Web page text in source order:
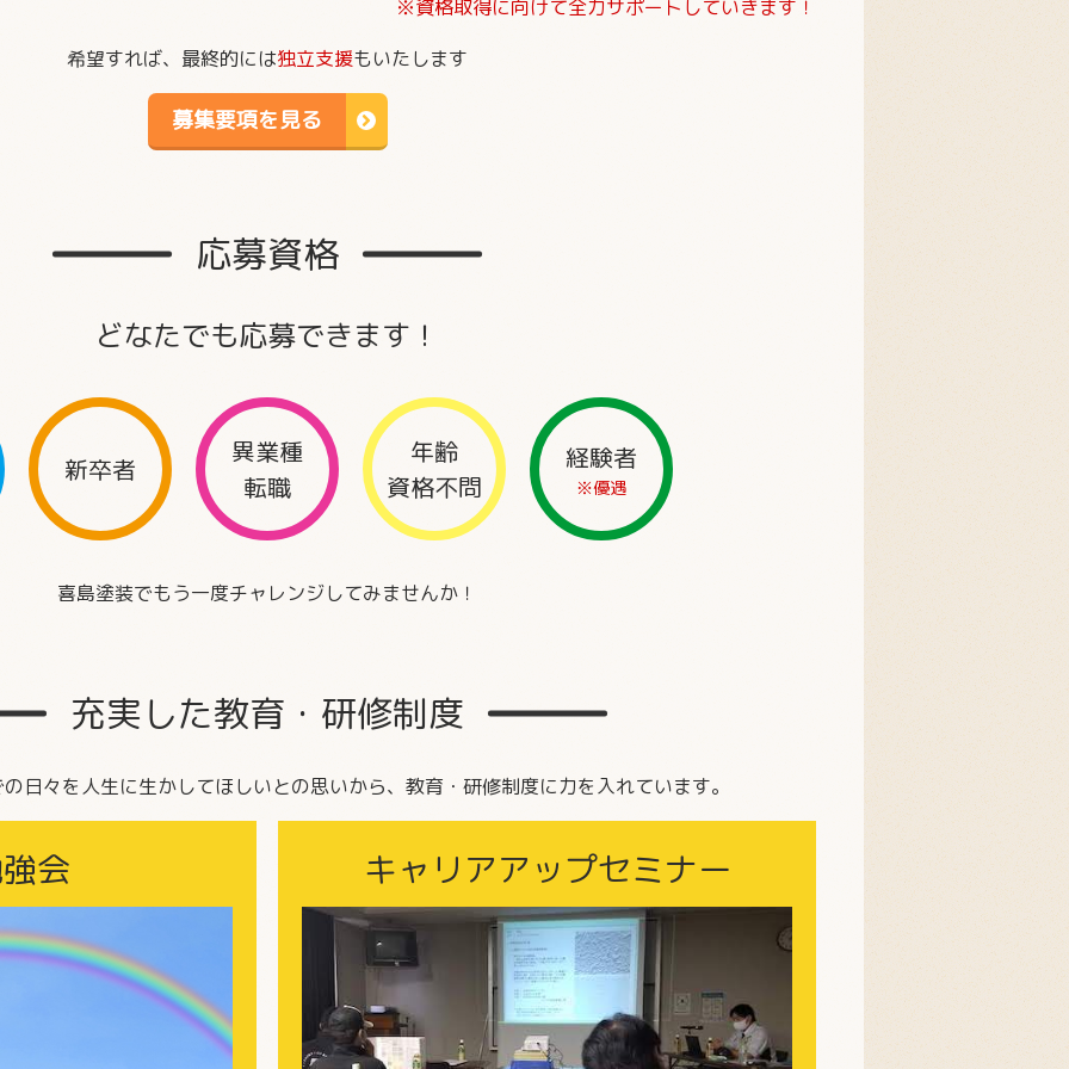
※資格取得に向けて全力サポートしていきます！
希望すれば、最終的には独立支援もいたします
募集要項を見る
応募資格
どなたでも応募できます！
新卒者
異業種
転職
年齢
資格不問
経験者
※優遇
喜島塗装でもう一度チャレンジしてみませんか！
充実した教育・研修制度
日々を人生に生かしてほしいとの思いから、教育・研修制度に力を入れています。
会 キャリアアップセミナー